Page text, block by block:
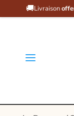
🚚Livraison
a